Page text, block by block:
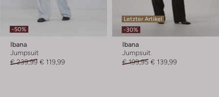
-50%
Ibana
Jumpsuit
€ 239,99 € 119,99
Letzter Artikel
-30%
Ibana
Jumpsuit
€ 199,95 € 139,99